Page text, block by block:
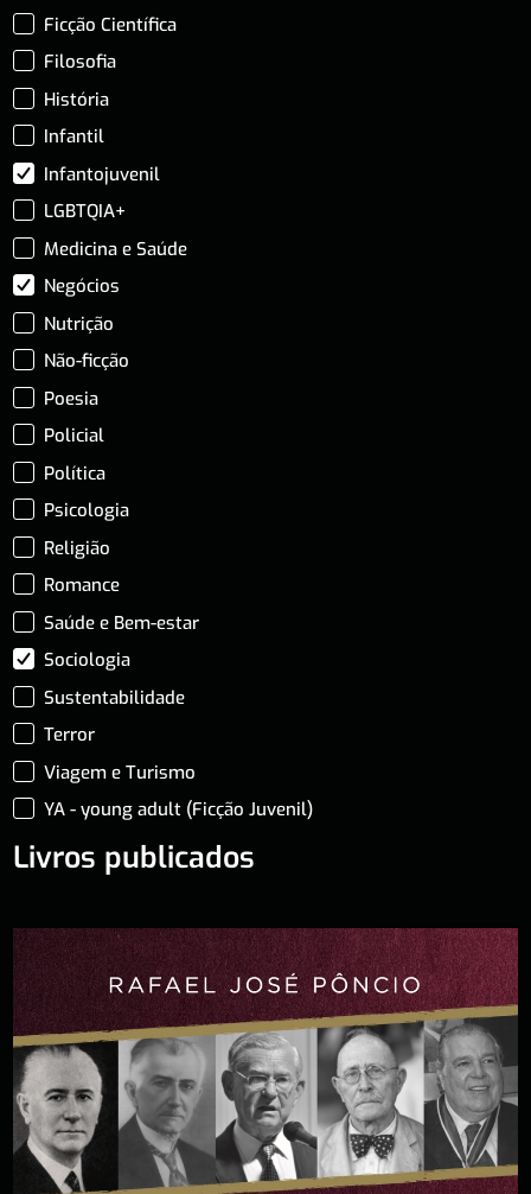
Ficção Científica
Filosofia
História
Infantil
Infantojuvenil
LGBTQIA+
Medicina e Saúde
Negócios
Nutrição
Não-ficção
Poesia
Policial
Política
Psicologia
Religião
Romance
Saúde e Bem-estar
Sociologia
Sustentabilidade
Terror
Viagem e Turismo
YA - young adult (Ficção Juvenil)
Livros publicados